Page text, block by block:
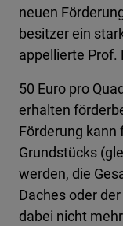
neuen
besitzer ein
appellierte Prof.
50 Euro pro
erhalten
Förderung kann
Grundstücks
werden, die
Daches oder
dabei nicht